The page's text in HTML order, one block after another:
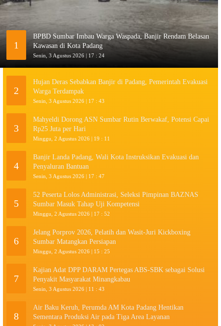
1
BPBD Sumbar Imbau Warga Waspada, Banjir Rendam Belasan
Kawasan di Kota Padang
Senin, 3 Agustus 2026 | 17 : 24
2
Hujan Deras Sebabkan Banjir di Padang, Pemerintah Evakuasi
Warga Terdampak
Senin, 3 Agustus 2026 | 17 : 43
3
Mahyeldi Dorong ASN Sumbar Rutin Berwakaf, Potensi Capai
Rp25 Juta per Hari
Minggu, 2 Agustus 2026 | 19 : 11
4
Banjir Landa Padang, Wali Kota Instruksikan Evakuasi dan
Penyaluran Bantuan
Senin, 3 Agustus 2026 | 17 : 47
5
52 Peserta Lolos Administrasi, Seleksi Pimpinan BAZNAS
Sumbar Masuk Tahap Uji Kompetensi
Minggu, 2 Agustus 2026 | 17 : 52
6
Jelang Porprov 2026, Pelatih dan Wasit-Juri Kickboxing
Sumbar Matangkan Persiapan
Minggu, 2 Agustus 2026 | 15 : 25
7
Kajian Adat DPP DARAM Pertegas ABS-SBK sebagai Solusi
Penyakit Masyarakat Minangkabau
Senin, 3 Agustus 2026 | 11 : 43
8
Air Baku Keruh, Perumda AM Kota Padang Hentikan
Sementara Produksi Air pada Tiga Area Layanan